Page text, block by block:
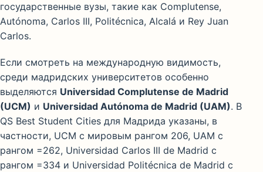
государственные вузы, такие как Complutense,
Autónoma, Carlos III, Politécnica, Alcalá и Rey Juan
Carlos.
Если смотреть на международную видимость,
среди мадридских университетов особенно
выделяются Universidad Complutense de Madrid
(UCM) и Universidad Autónoma de Madrid (UAM). В
QS Best Student Cities для Мадрида указаны, в
частности, UCM с мировым рангом 206, UAM с
рангом =262, Universidad Carlos III de Madrid с
рангом =334 и Universidad Politécnica de Madrid с